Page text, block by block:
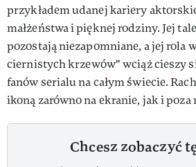
przykładem udanej kariery
małżeństwa i pięknej rodziny. Jej
pozostają niezapomniane, a jej rola
ciernistych krzewów" wciąż cieszy
fanów serialu na całym świecie.
ikoną zarówno na ekranie, jak i poza
Chcesz zobaczyć